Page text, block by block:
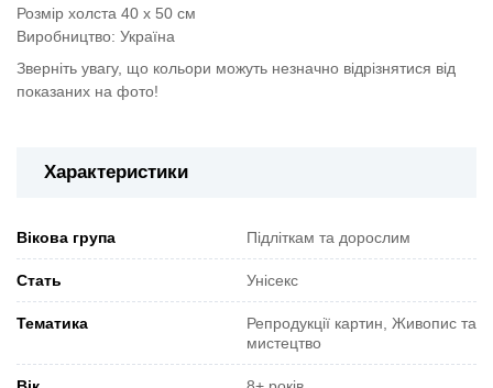
Розмір холста 40 х 50 см
Виробництво: Україна
Зверніть увагу, що кольори можуть незначно відрізнятися від
показаних на фото!
Характеристики
Вікова група Підліткам та дорослим
Стать Унісекс
Тематика
Репродукції картин, Живопис та
мистецтво